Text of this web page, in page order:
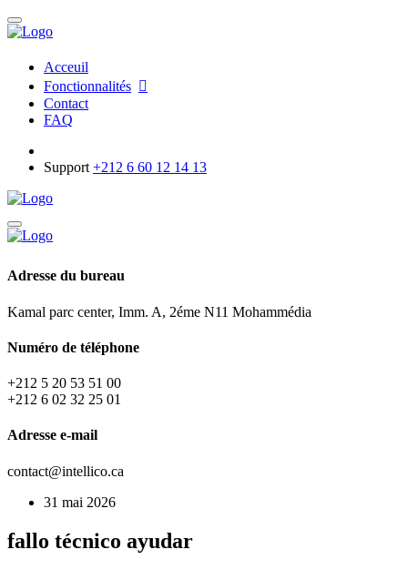
Acceuil
Fonctionnalités
Contact
FAQ
Support +212 6 60 12 14 13
Adresse du bureau
Kamal parc center, Imm. A, 2éme N11 Mohammédia
Numéro de téléphone
+212 5 20 53 51 00
+212 6 02 32 25 01
Adresse e-mail
contact@intellico.ca
31 mai 2026
fallo técnico ayudar